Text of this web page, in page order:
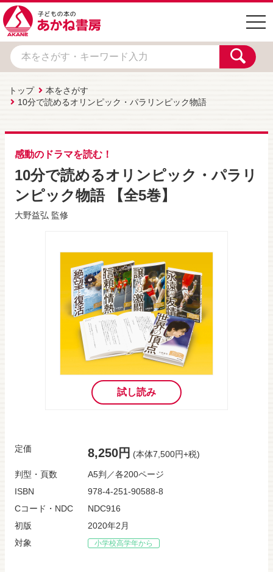
トップ
本をさがす
10分で読めるオリンピック・パラリンピック物語
感動のドラマを読む！
10分で読めるオリンピック・パラリ
ンピック物語 【全5巻】
大野益弘 監修
試し読み
定価 8,250円 (本体7,500円+税)
判型・頁数
A5判／各200ページ
ISBN
978-4-251-90588-8
Cコード・NDC
NDC916
初版
2020年2月
対象
小学校高学年から